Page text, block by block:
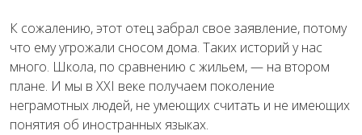
К сожалению, этот отец забрал свое заявление, потому
что ему угрожали сносом дома. Таких историй у нас
много. Школа, по сравнению с жильем, — на втором
плане. И мы в XXI веке получаем поколение
неграмотных людей, не умеющих считать и не имеющих
понятия об иностранных языках.